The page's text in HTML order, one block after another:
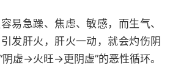
易急躁、焦虑、敏感，而生气、
发肝火，肝火一动，就会灼伤阴
虚→火旺→更阴虚”的恶性循环。